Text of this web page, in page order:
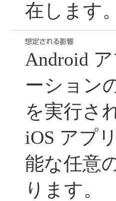
在します。
Android
ーション
を実行さ
iOS アプ
能な任意
ります。